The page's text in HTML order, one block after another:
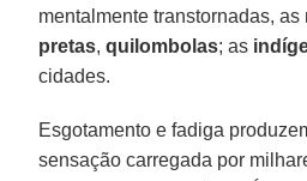
mentalmente transtornadas,
pretas,quilombolas; as
cidades.
Esgotamento e fadiga
sensação carregada por